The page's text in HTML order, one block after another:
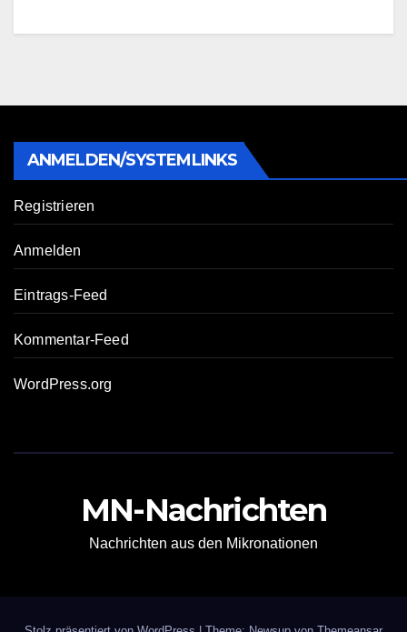
ANMELDEN/SYSTEMLINKS
Registrieren
Anmelden
Eintrags-Feed
Kommentar-Feed
WordPress.org
MN-Nachrichten
Nachrichten aus den Mikronationen